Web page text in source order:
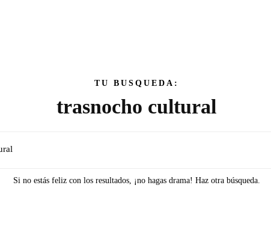
TU BUSQUEDA:
trasnocho cultural
Si no estás feliz con los resultados, ¡no hagas drama! Haz otra búsqueda.